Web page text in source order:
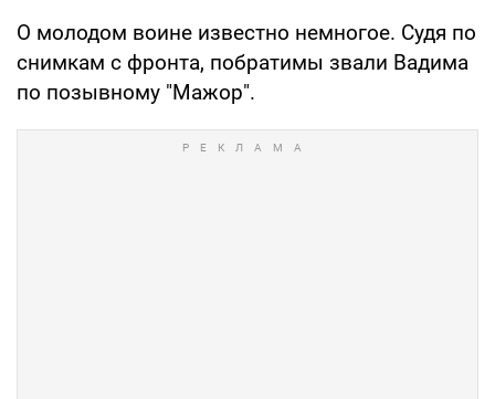
О молодом воине известно немногое. Судя по
снимкам с фронта, побратимы звали Вадима
по позывному "Мажор".